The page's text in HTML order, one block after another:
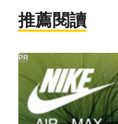
推薦閱讀
PR